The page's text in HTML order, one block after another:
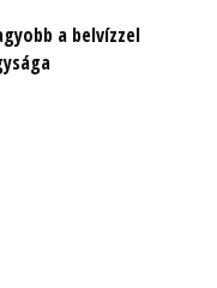
a belvízzel